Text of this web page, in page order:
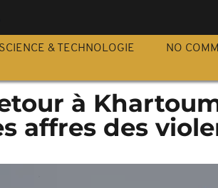
SCIENCE & TECHNOLOGIE NO
à
affres des